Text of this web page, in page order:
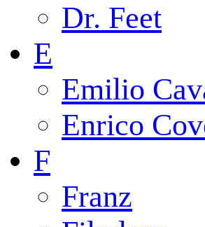
Dr. Feet
E
Emilio
Enrico
F
Franz